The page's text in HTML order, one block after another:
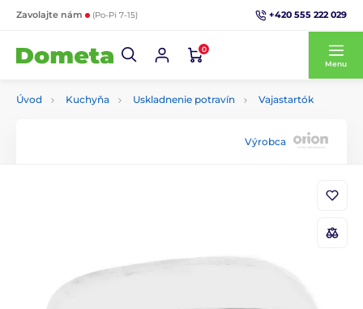
Zavolajte nám (Po-Pi 7-15) +420 555 222 029
0
Menu
Úvod Kuchyňa Uskladnenie potravín Vajastartók
Výrobca